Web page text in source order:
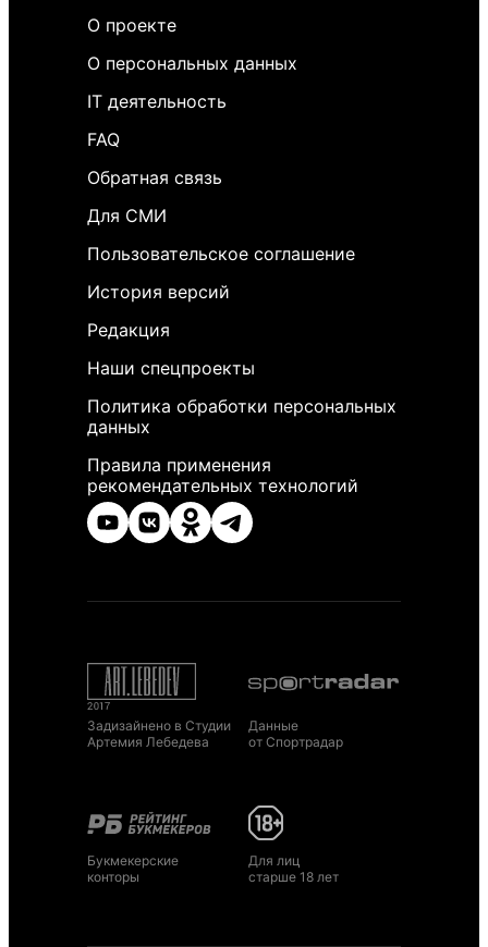
О проекте
О персональных данных
IT деятельность
FAQ
Обратная связь
Для СМИ
Пользовательское соглашение
История версий
Редакция
Наши спецпроекты
Политика обработки персональных
данных
Правила применения
рекомендательных технологий
Задизайнено в Студии
Артемия Лебедева
Данные
от Спортрадар
Букмекерские
конторы
Для лиц
старше 18 лет